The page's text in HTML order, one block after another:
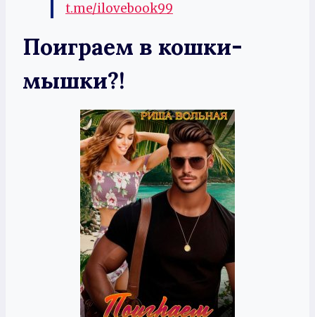
t.me/ilovebook99
Поиграем в кошки-
мышки?!